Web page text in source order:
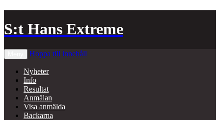
S:t Hans Extreme
Hoppa till innehåll
Nyheter
Info
Resultat
Anmälan
Visa anmälda
Backarna